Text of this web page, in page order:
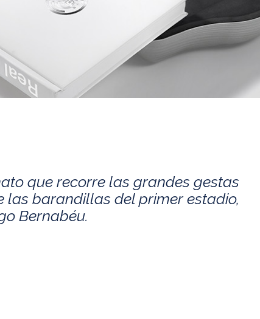
que recorre las grandes gestas
las barandillas del primer estadio,
Bernabéu.